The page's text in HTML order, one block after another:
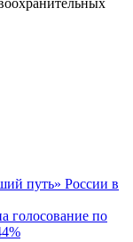
путь» России в
голосование по